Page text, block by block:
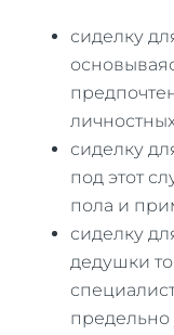
сиделку
сиделку
под этот
пола и
сиделку
дедушки